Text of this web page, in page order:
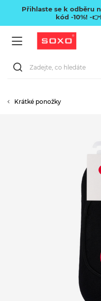
Přihlaste se k odběru
kód -10%! -
Krátké ponožky